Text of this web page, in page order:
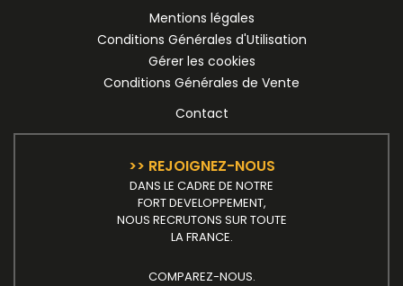
Mentions légales
Conditions Générales d'Utilisation
Gérer les cookies
Conditions Générales de Vente
Contact
>> REJOIGNEZ-NOUS
DANS LE CADRE DE NOTRE
FORT DEVELOPPEMENT,
NOUS RECRUTONS SUR TOUTE
LA FRANCE.
COMPAREZ-NOUS.